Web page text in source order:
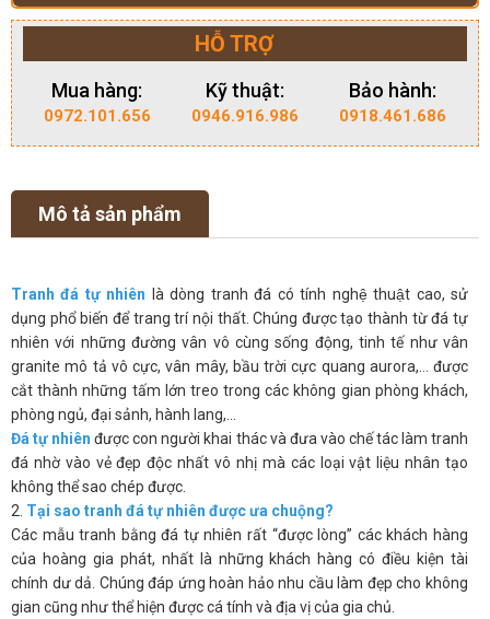
HỖ TRỢ
Mua hàng:
0972.101.656
Kỹ thuật:
0946.916.986
Bảo hành:
0918.461.686
Mô tả sản phẩm
Tranh đá tự nhiên là dòng tranh đá có tính nghệ thuật cao, sử
dụng phổ biến để trang trí nội thất. Chúng được tạo thành từ đá tự
nhiên với những đường vân vô cùng sống động, tinh tế như vân
granite mô tả vô cực, vân mây, bầu trời cực quang aurora,… được
cắt thành những tấm lớn treo trong các không gian phòng khách,
phòng ngủ, đại sảnh, hành lang,…
Đá tự nhiên được con người khai thác và đưa vào chế tác làm tranh
đá nhờ vào vẻ đẹp độc nhất vô nhị mà các loại vật liệu nhân tạo
không thể sao chép được.
2. Tại sao tranh đá tự nhiên được ưa chuộng?
Các mẫu tranh bằng đá tự nhiên rất “được lòng” các khách hàng
của hoàng gia phát, nhất là những khách hàng có điều kiện tài
chính dư dả. Chúng đáp ứng hoàn hảo nhu cầu làm đẹp cho không
gian cũng như thể hiện được cá tính và địa vị của gia chủ.